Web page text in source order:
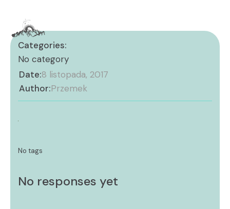
Categories:
No category
Date:8 listopada, 2017
Author:Przemek
No tags
No responses yet